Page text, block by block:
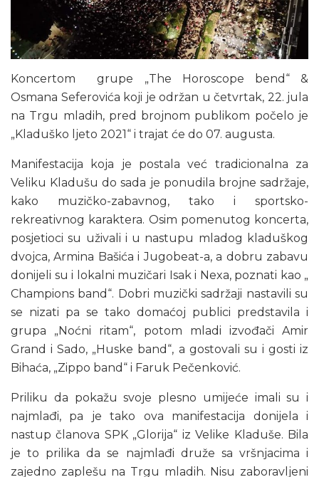
Koncertom grupe „The Horoscope bend“ &
Osmana Seferovića koji je održan u četvrtak, 22. jula
na Trgu mladih, pred brojnom publikom počelo je
„Kladuško ljeto 2021“ i trajat će do 07. augusta.
Manifestacija koja je postala već tradicionalna za
Veliku Kladušu do sada je ponudila brojne sadržaje,
kako muzičko-zabavnog, tako i sportsko-
rekreativnog karaktera. Osim pomenutog koncerta,
posjetioci su uživali i u nastupu mladog kladuškog
dvojca, Armina Bašića i Jugobeat-a, a dobru zabavu
donijeli su i lokalni muzičari Isak i Nexa, poznati kao „
Champions band“. Dobri muzički sadržaji nastavili su
se nizati pa se tako domaćoj publici predstavila i
grupa „Noćni ritam“, potom mladi izvođači Amir
Grand i Sado, „Huske band“, a gostovali su i gosti iz
Bihaća, „Zippo band“ i Faruk Pečenković.
Priliku da pokažu svoje plesno umijeće imali su i
najmlađi, pa je tako ova manifestacija donijela i
nastup članova SPK „Glorija“ iz Velike Kladuše. Bila
je to prilika da se najmlađi druže sa vršnjacima i
zajedno zaplešu na Trgu mladih. Nisu zaboravljeni